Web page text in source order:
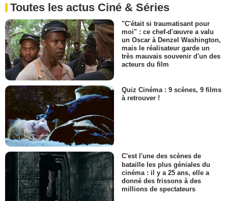
Toutes les actus Ciné & Séries
"C'était si traumatisant pour
moi" : ce chef-d'œuvre a valu
un Oscar à Denzel Washington,
mais le réalisateur garde un
très mauvais souvenir d'un des
acteurs du film
Quiz Cinéma : 9 scènes, 9 films
à retrouver !
C'est l'une des scènes de
bataille les plus géniales du
cinéma : il y a 25 ans, elle a
donné des frissons à des
millions de spectateurs